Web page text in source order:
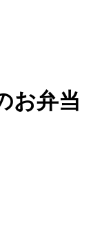
お弁当